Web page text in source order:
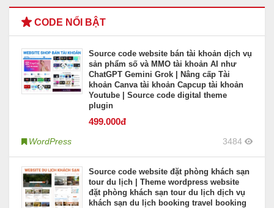
CODE NỔI BẬT
Source code website bán tài khoản dịch vụ
sản phẩm số và MMO tài khoản AI như
ChatGPT Gemini Grok | Nâng cấp Tài
khoản Canva tài khoản Capcup tài khoản
Youtube | Source code digital theme
plugin
499.000đ
WordPress 3484
Source code website đặt phòng khách sạn
tour du lịch | Theme wordpress website
đặt phòng khách sạn tour du lịch dịch vụ
khách sạn du lịch booking travel booking